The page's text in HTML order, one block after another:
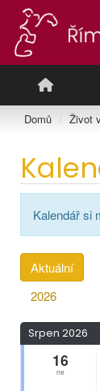
Domů Život
Kalendář si
Aktuální
2026
Srpen 2026
16
ne